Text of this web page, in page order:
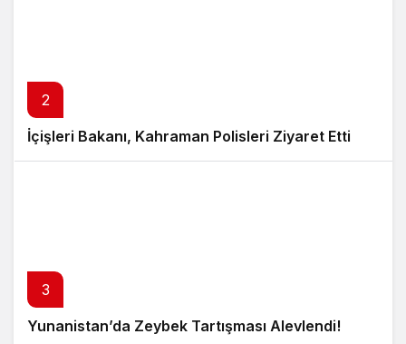
2
İçişleri Bakanı, Kahraman Polisleri Ziyaret Etti
3
Yunanistan’da Zeybek Tartışması Alevlendi!